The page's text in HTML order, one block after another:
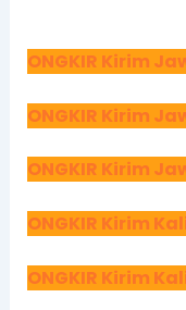
ONGKIR Kirim
ONGKIR Kirim
ONGKIR Kirim
ONGKIR Kirim
ONGKIR Kirim